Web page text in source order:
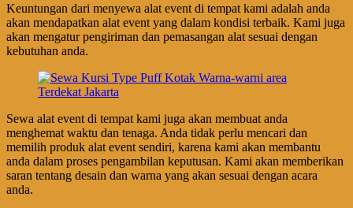
Keuntungan dari menyewa alat event di tempat kami adalah anda
akan mendapatkan alat event yang dalam kondisi terbaik. Kami juga
akan mengatur pengiriman dan pemasangan alat sesuai dengan
kebutuhan anda.
Sewa alat event di tempat kami juga akan membuat anda
menghemat waktu dan tenaga. Anda tidak perlu mencari dan
memilih produk alat event sendiri, karena kami akan membantu
anda dalam proses pengambilan keputusan. Kami akan memberikan
saran tentang desain dan warna yang akan sesuai dengan acara
anda.